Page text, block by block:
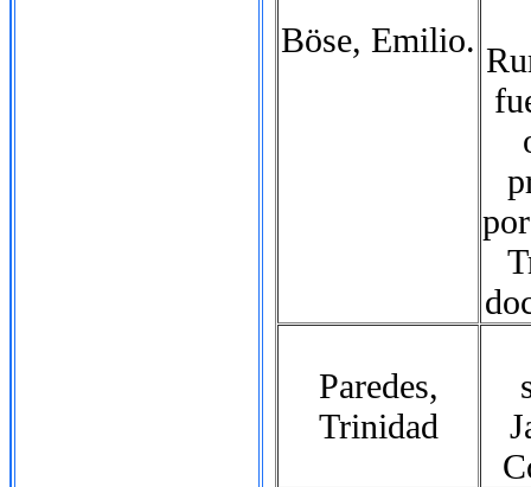
Böse, Emilio.
Paredes,
Trinidad